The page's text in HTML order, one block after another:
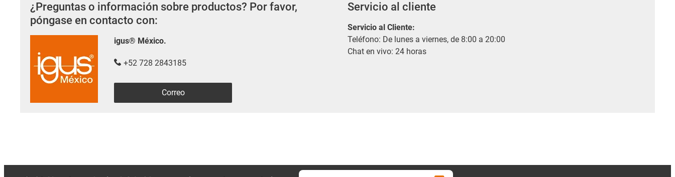
¿Preguntas o información sobre productos? Por favor,
póngase en contacto con:
igus® México.
+52 728 2843185
Correo
Servicio al cliente
Servicio al Cliente:
Teléfono: De lunes a viernes, de 8:00 a 20:00
Chat en vivo: 24 horas